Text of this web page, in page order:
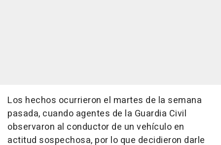
Los hechos ocurrieron el martes de la semana
pasada, cuando agentes de la Guardia Civil
observaron al conductor de un vehículo en
actitud sospechosa, por lo que decidieron darle